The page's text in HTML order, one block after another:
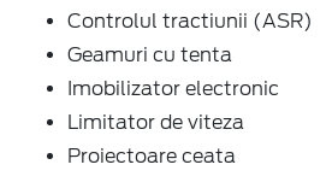
Controlul tractiunii (ASR)
Geamuri cu tenta
Imobilizator electronic
Limitator de viteza
Proiectoare ceata